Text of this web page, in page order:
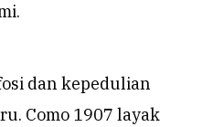
dan kepedulian
Como 1907 layak